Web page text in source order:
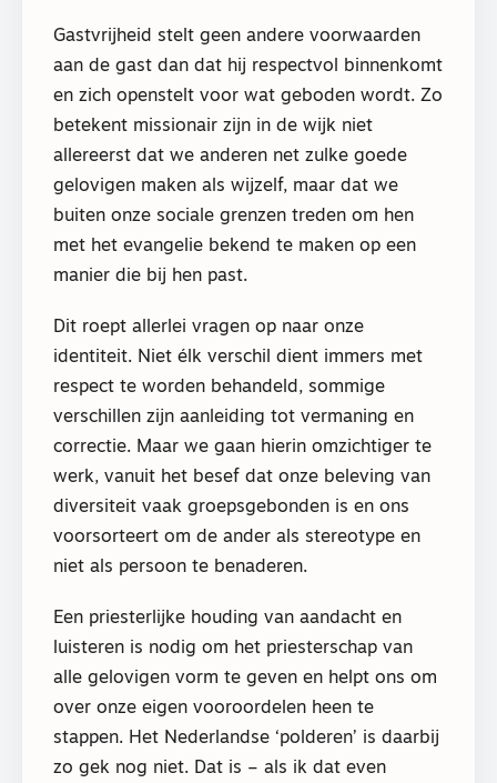
Gastvrijheid stelt geen andere voorwaarden
aan de gast dan dat hij respectvol binnenkomt
en zich openstelt voor wat geboden wordt. Zo
betekent missionair zijn in de wijk niet
allereerst dat we anderen net zulke goede
gelovigen maken als wijzelf, maar dat we
buiten onze sociale grenzen treden om hen
met het evangelie bekend te maken op een
manier die bij hen past.
Dit roept allerlei vragen op naar onze
identiteit. Niet élk verschil dient immers met
respect te worden behandeld, sommige
verschillen zijn aanleiding tot vermaning en
correctie. Maar we gaan hierin omzichtiger te
werk, vanuit het besef dat onze beleving van
diversiteit vaak groepsgebonden is en ons
voorsorteert om de ander als stereotype en
niet als persoon te benaderen.
Een priesterlijke houding van aandacht en
luisteren is nodig om het priesterschap van
alle gelovigen vorm te geven en helpt ons om
over onze eigen vooroordelen heen te
stappen. Het Nederlandse ‘polderen’ is daarbij
zo gek nog niet. Dat is – als ik dat even